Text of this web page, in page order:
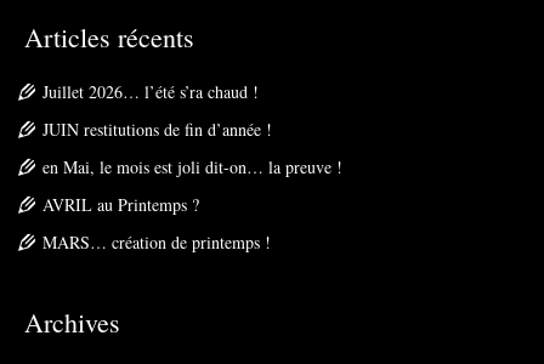
Articles récents
Juillet 2026… l’été s’ra chaud !
JUIN restitutions de fin d’année !
en Mai, le mois est joli dit-on… la preuve !
AVRIL au Printemps ?
MARS… création de printemps !
Archives